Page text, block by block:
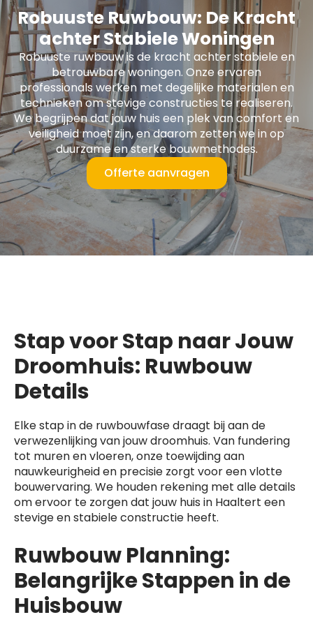
Robuuste Ruwbouw: De Kracht
achter Stabiele Woningen
Robuuste ruwbouw is de kracht achter stabiele en
betrouwbare woningen. Onze ervaren
professionals werken met degelijke materialen en
technieken om stevige constructies te realiseren.
We begrijpen dat jouw huis een plek van comfort en
veiligheid moet zijn, en daarom zetten we in op
duurzame en sterke bouwmethodes.
Offerte aanvragen
Stap voor Stap naar Jouw
Droomhuis: Ruwbouw
Details
Elke stap in de ruwbouwfase draagt bij aan de
verwezenlijking van jouw droomhuis. Van fundering
tot muren en vloeren, onze toewijding aan
nauwkeurigheid en precisie zorgt voor een vlotte
bouwervaring. We houden rekening met alle details
om ervoor te zorgen dat jouw huis in Haaltert een
stevige en stabiele constructie heeft.
Ruwbouw Planning:
Belangrijke Stappen in de
Huisbouw